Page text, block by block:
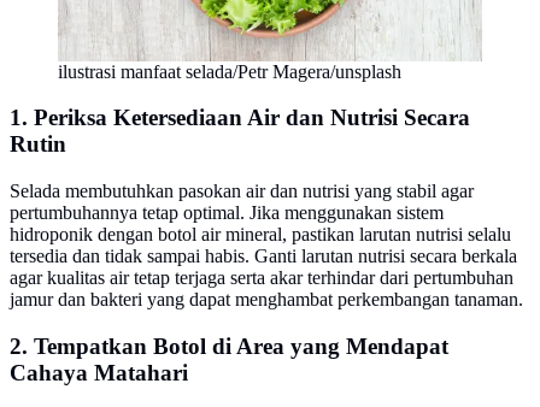
ilustrasi manfaat selada/Petr Magera/unsplash
1. Periksa Ketersediaan Air dan Nutrisi Secara
Rutin
Selada membutuhkan pasokan air dan nutrisi yang stabil agar
pertumbuhannya tetap optimal. Jika menggunakan sistem
hidroponik dengan botol air mineral, pastikan larutan nutrisi selalu
tersedia dan tidak sampai habis. Ganti larutan nutrisi secara berkala
agar kualitas air tetap terjaga serta akar terhindar dari pertumbuhan
jamur dan bakteri yang dapat menghambat perkembangan tanaman.
2. Tempatkan Botol di Area yang Mendapat
Cahaya Matahari